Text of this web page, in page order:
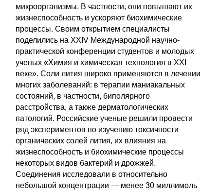
микроорганизмы. В частности, они повышают их
жизнеспособность и ускоряют биохимические
процессы. Своим открытием специалисты
поделились на XXIV Международной научно-
практической конференции студентов и молодых
ученых «Химия и химическая технология в XXI
веке». Соли лития широко применяются в лечении
многих заболеваний: в терапии маниакальных
состояний, в частности, биполярного
расстройства, а также дерматологических
патологий. Российские ученые решили провести
ряд экспериментов по изучению токсичности
органических солей лития, их влияния на
жизнеспособность и биохимические процессы
некоторых видов бактерий и дрожжей.
Соединения исследовали в относительно
небольшой концентрации — менее 30 миллимоль